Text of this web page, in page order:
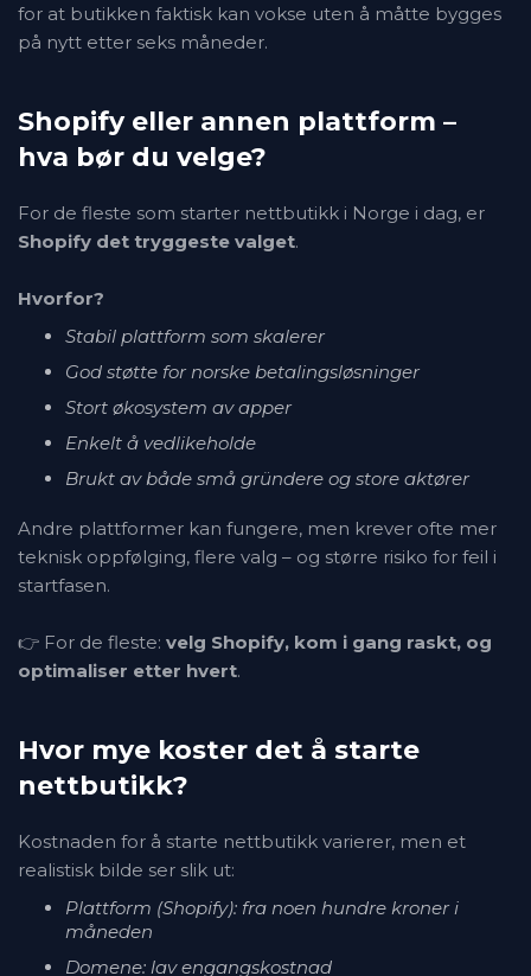
for at butikken faktisk kan vokse uten å måtte bygges
på nytt etter seks måneder.
Shopify eller annen plattform –
hva bør du velge?
For de fleste som starter nettbutikk i Norge i dag, er
Shopify det tryggeste valget.
Hvorfor?
Stabil plattform som skalerer
God støtte for norske betalingsløsninger
Stort økosystem av apper
Enkelt å vedlikeholde
Brukt av både små gründere og store aktører
Andre plattformer kan fungere, men krever ofte mer
teknisk oppfølging, flere valg – og større risiko for feil i
startfasen.
👉 For de fleste: velg Shopify, kom i gang raskt, og
optimaliser etter hvert.
Hvor mye koster det å starte
nettbutikk?
Kostnaden for å starte nettbutikk varierer, men et
realistisk bilde ser slik ut:
Plattform (Shopify): fra noen hundre kroner i
måneden
Domene: lav engangskostnad